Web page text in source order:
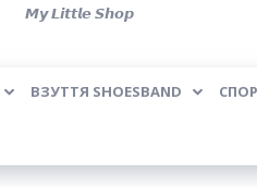
𝙈𝙮 𝙇𝙞𝙩𝙩𝙡𝙚 𝙎𝙝𝙤𝙥
ВЗУТТЯ SHOESBAND